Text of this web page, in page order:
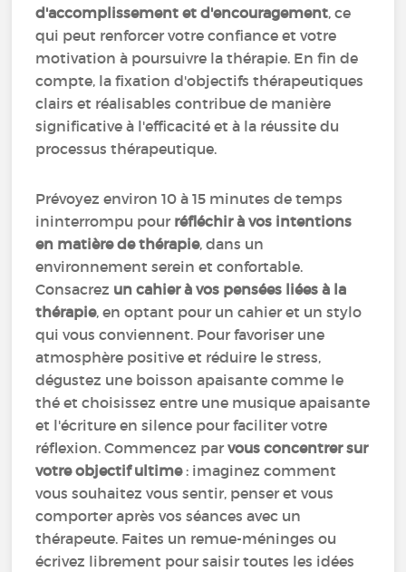
d'accomplissement et d'encouragement, ce
qui peut renforcer votre confiance et votre
motivation à poursuivre la thérapie. En fin de
compte, la fixation d'objectifs thérapeutiques
clairs et réalisables contribue de manière
significative à l'efficacité et à la réussite du
processus thérapeutique.
Prévoyez environ 10 à 15 minutes de temps
ininterrompu pour réfléchir à vos intentions
en matière de thérapie, dans un
environnement serein et confortable.
Consacrez un cahier à vos pensées liées à la
thérapie, en optant pour un cahier et un stylo
qui vous conviennent. Pour favoriser une
atmosphère positive et réduire le stress,
dégustez une boisson apaisante comme le
thé et choisissez entre une musique apaisante
et l'écriture en silence pour faciliter votre
réflexion. Commencez parvous concentrer sur
votre objectif ultime: imaginez comment
vous souhaitez vous sentir, penser et vous
comporter après vos séances avec un
thérapeute. Faites un remue-méninges ou
écrivez librement pour saisir toutes les idées